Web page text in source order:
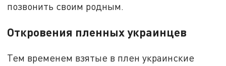
позвонить своим родным.
Откровения пленных украинцев
Тем временем взятые в плен украинские